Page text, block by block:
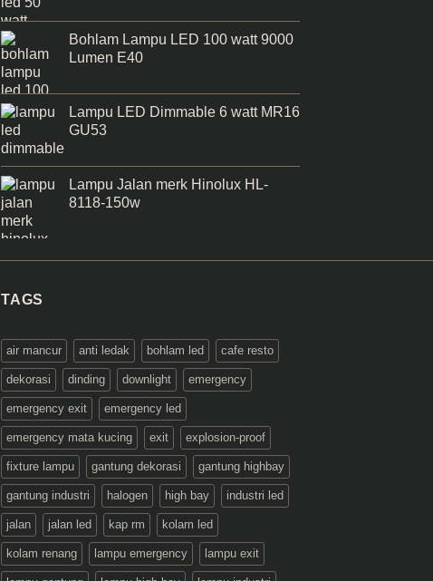
Bohlam Lampu LED 100 watt 9000
Lumen E40
Lampu LED Dimmable 6 watt MR16
GU53
Lampu Jalan merk Hinolux HL-
8118-150w
TAGS
air mancur anti ledak bohlam led cafe resto
dekorasi dinding downlight emergency
emergency exit emergency led
emergency mata kucing exit explosion-proof
fixture lampu gantung dekorasi gantung highbay
gantung industri halogen high bay industri led
jalan jalan led kap rm kolam led
kolam renang lampu emergency lampu exit